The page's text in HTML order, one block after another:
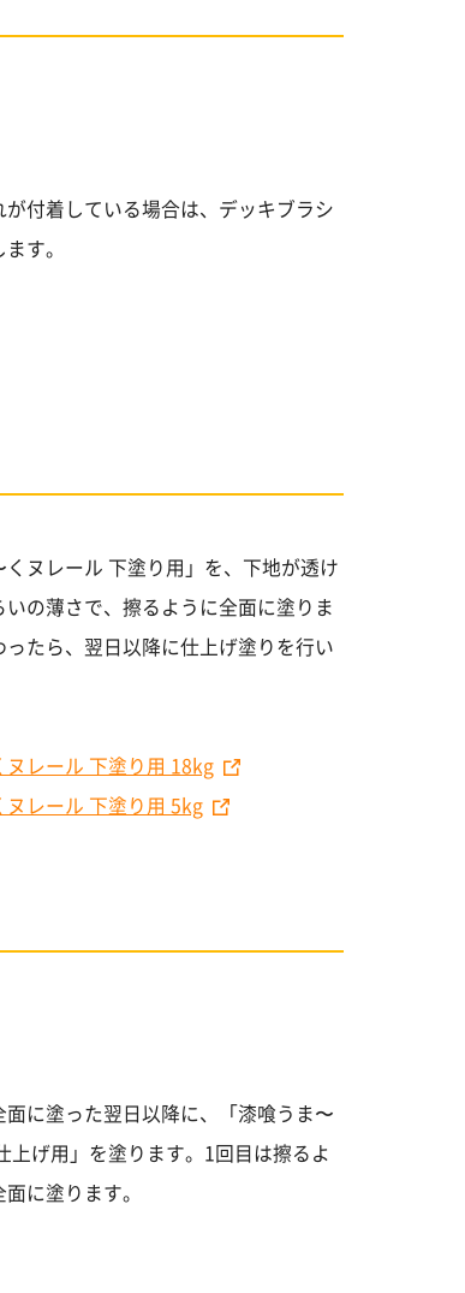
が付着している場合は、デッキブラシ
す。
くヌレール 下塗り用」を、下地が透け
いの薄さで、擦るように全面に塗りま
ったら、翌日以降に仕上げ塗りを行い
ヌレール 下塗り用 18kg
ヌレール 下塗り用 5kg
面に塗った翌日以降に、「漆喰うま〜
上げ用」を塗ります。1回目は擦るよ
に塗ります。